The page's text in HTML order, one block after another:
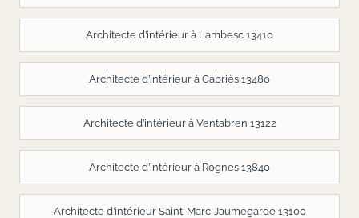
Architecte d’intérieur à Lambesc 13410
Architecte d’intérieur à Cabriès 13480
Architecte d’intérieur à Ventabren 13122
Architecte d’intérieur à Rognes 13840
Architecte d’intérieur Saint-Marc-Jaumegarde 13100